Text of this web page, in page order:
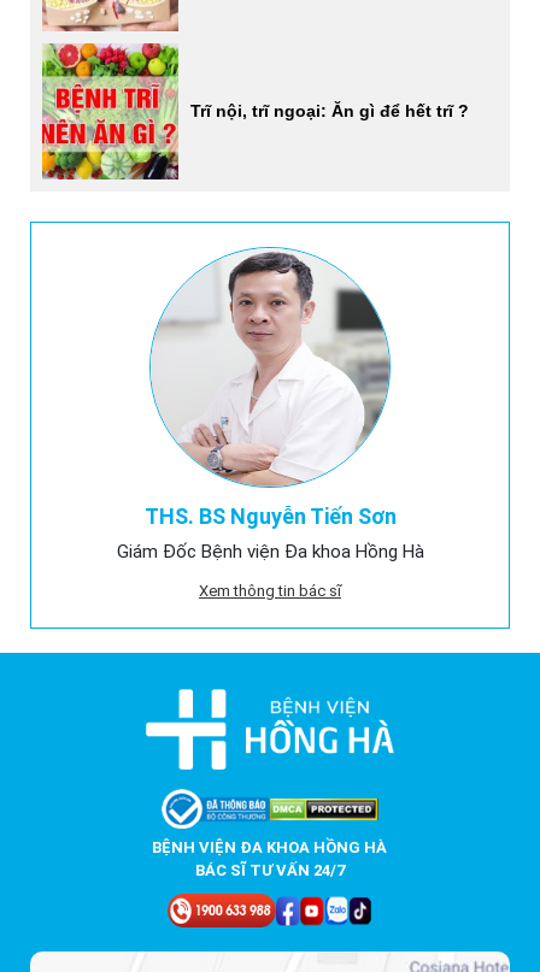
THS. BS Nguyễn Tiến Sơn
Giám Đốc Bệnh viện Đa khoa Hồng Hà
Xem thông tin bác sĩ
Trĩ nội, trĩ ngoại: Ăn gì để hết trĩ ?
BỆNH VIỆN ĐA KHOA HỒNG HÀ
BÁC SĨ TƯ VẤN 24/7